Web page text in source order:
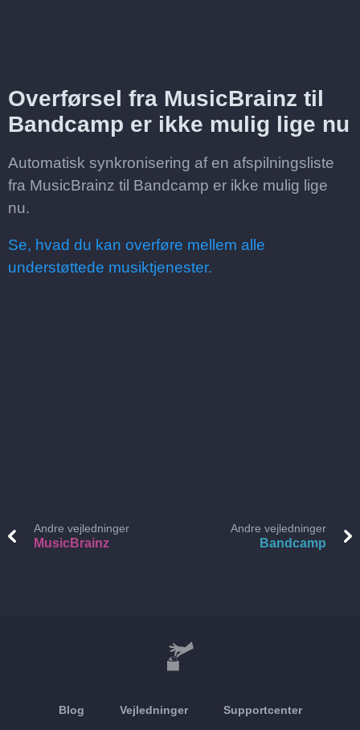
Overførsel fra MusicBrainz til
Bandcamp er ikke mulig lige nu
Automatisk synkronisering af en afspilningsliste
fra MusicBrainz til Bandcamp er ikke mulig lige
nu.
Se, hvad du kan overføre mellem alle
understøttede musiktjenester.
Andre vejledninger
MusicBrainz
Andre vejledninger
Bandcamp
Blog Vejledninger Supportcenter